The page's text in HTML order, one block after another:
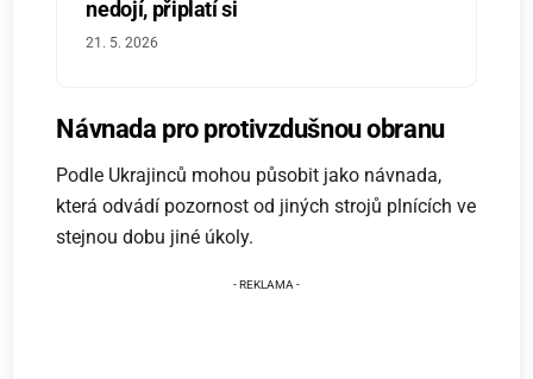
nedojí, připlatí si
21. 5. 2026
Návnada pro protivzdušnou obranu
Podle Ukrajinců mohou působit jako návnada,
která odvádí pozornost od jiných strojů plnících ve
stejnou dobu jiné úkoly.